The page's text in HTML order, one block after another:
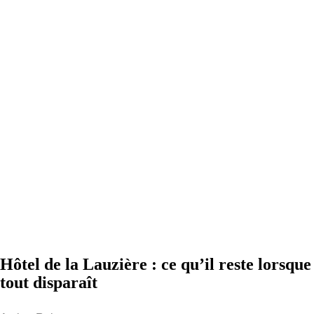
Hôtel de la Lauzière : ce qu’il reste lorsque
tout disparaît